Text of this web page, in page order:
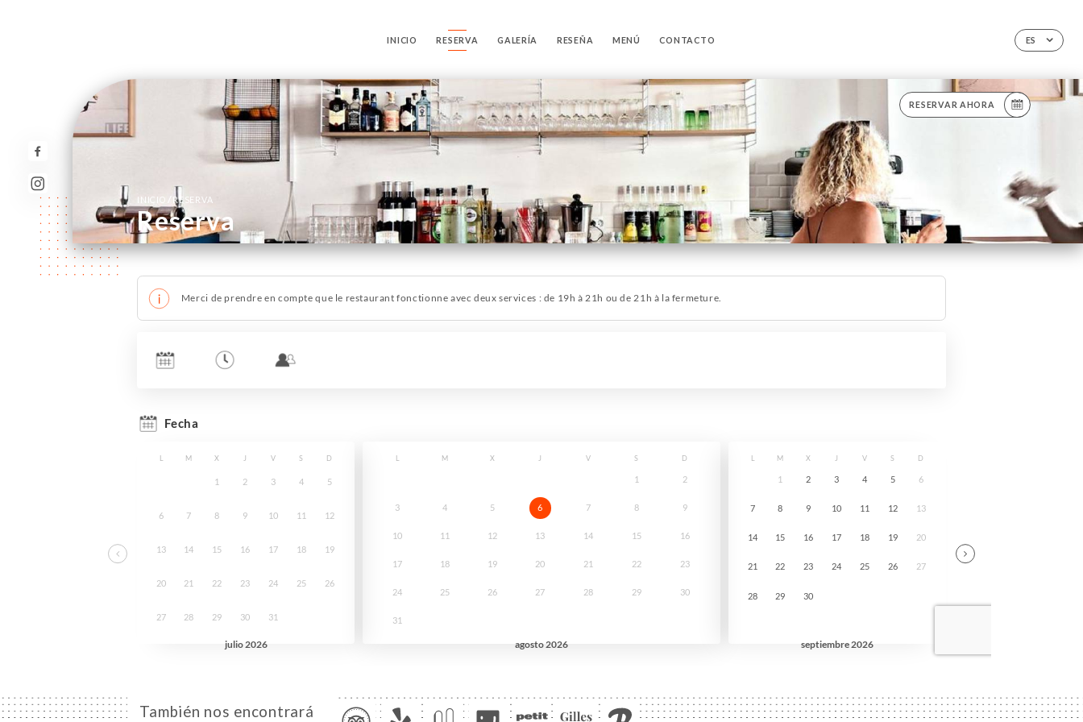
ES
INICIO RESERVA GALERÍA RESEÑA MENÚ CONTACTO
RESERVAR AHORA
INICIO / RESERVA
Reserva
También nos encontrará